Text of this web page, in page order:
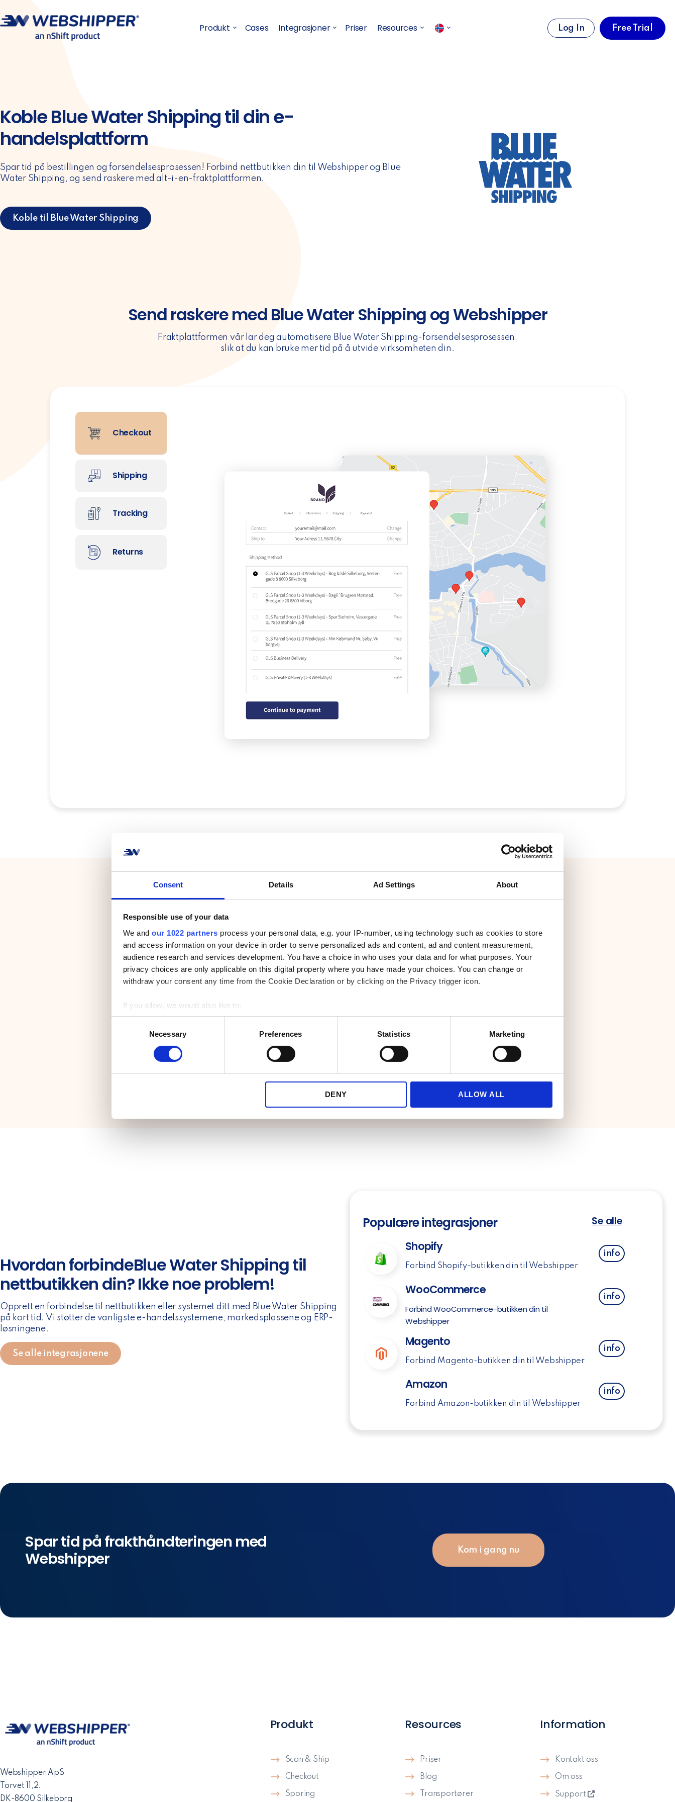
Consent Details Ad Settings About
Responsible use of your data
We and our 1022 partners process your personal data, e.g. your IP-number, using technology such as cookies to store
and access information on your device in order to serve personalized ads and content, ad and content measurement,
audience research and services development. You have a choice in who uses your data and for what purposes. Your
privacy choices are only applicable on this digital property where you have made your choices. You can change or
withdraw your consent any time from the Cookie Declaration or by clicking on the Privacy trigger icon.
If you allow, we would also like to:
Collect information about your geographical location which can be accurate to within several meters
Identify your device by actively scanning it for specific characteristics (fingerprinting)
other information that you’ve provided to them or that they’ve collected from your use of their services.
e
Necessary Preferences Statistics Marketing
DENY ALLOW ALL
Produkt Cases Integrasjoner Priser Resources Log In Free Trial
Koble Blue Water Shipping til din e-
handelsplattform
Spar tid på bestillingen og forsendelsesprosessen! Forbind nettbutikken din til Webshipper og Blue
Water Shipping, og send raskere med alt-i-en-fraktplattformen.
Koble til Blue Water Shipping
Send raskere med Blue Water Shipping og Webshipper
Fraktplattformen vår lar deg automatisere Blue Water Shipping-forsendelsesprosessen,
slik at du kan bruke mer tid på å utvide virksomheten din.
Checkout
Shipping
Tracking
Returns
Shipping og andre
transportører
Vi vet at behovene dine kan endre seg. Derfor
utvider vi konstant vårt bibliotek av
de fraktselskapene som passer dine behov.
Se alle transportørene her
Hvordan forbindeBlue Water Shipping til
nettbutikken din? Ikke noe problem!
Opprett en forbindelse til nettbutikken eller systemet ditt med Blue Water Shipping
på kort tid. Vi støtter de vanligste e-handelssystemene, markedsplassene og ERP-
løsningene.
Se alle integrasjonene
Populære integrasjoner Se alle
Shopify
Forbind Shopify-butikken din til Webshipper
info
WooCommerce
Forbind WooCommerce-butikken din til
Webshipper
info
Magento
Forbind Magento-butikken din til Webshipper
info
Amazon
Forbind Amazon-butikken din til Webshipper
info
Spar tid på frakthåndteringen med
Webshipper
Kom i gang nu
Webshipper ApS
Torvet 11,2.
DK-8600 Silkeborg
Produkt
Scan & Ship
Checkout
Sporing
Resources
Priser
Blog
Transportører
Information
Kontakt oss
Om oss
Support